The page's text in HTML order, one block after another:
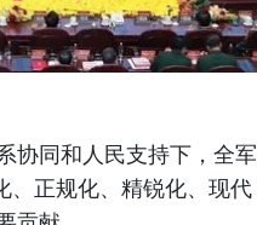
协同和人民支持下，全军
、正规化、精锐化、现代